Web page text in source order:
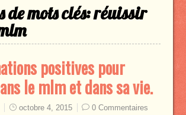
de mots clés:réuissir
positives pour
le mlm et dans sa vie.
octobre 4, 2015 0 Commentaires